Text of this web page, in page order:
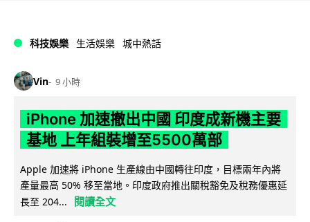
科技娛樂 生活娛樂 城中熱話
Vin 9 小時
iPhone 加速撤出中國 印度成新機主要
基地 上年組裝增至5500萬部
Apple 加速將 iPhone 生產線由中國轉往印度，目標兩年內將
產量最高 50% 移至當地。印度政府推出關稅豁免及稅務優惠延
長至 204...
閱讀全文